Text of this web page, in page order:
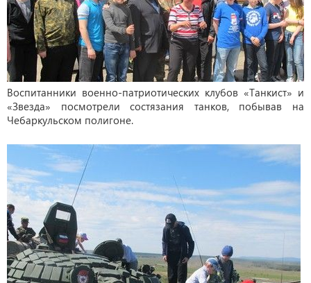
Воспитанники военно-патриотических клубов «Танкист» и
«Звезда» посмотрели состязания танков, побывав на
Чебаркульском полигоне.